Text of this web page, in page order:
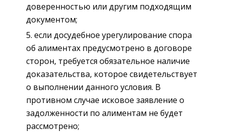
доверенностью или другим подходящим
документом;
если досудебное урегулирование спора
об алиментах предусмотрено в договоре
сторон, требуется обязательное наличие
доказательства, которое свидетельствует
о выполнении данного условия. В
противном случае исковое заявление о
задолженности по алиментам не будет
рассмотрено;